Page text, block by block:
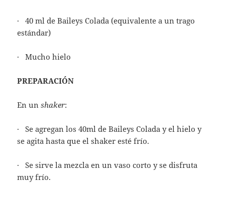
· 40 ml de Baileys Colada (equivalente a un trago
estándar)
· Mucho hielo
PREPARACIÓN
En unshaker:
· Se agregan los 40ml de Baileys Colada y el hielo y
se agita hasta que el shaker esté frío.
· Se sirve la mezcla en un vaso corto y se disfruta
muy frío.